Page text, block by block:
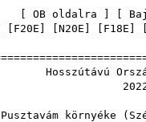
OB oldalra
F20E N20E F18E
környéke